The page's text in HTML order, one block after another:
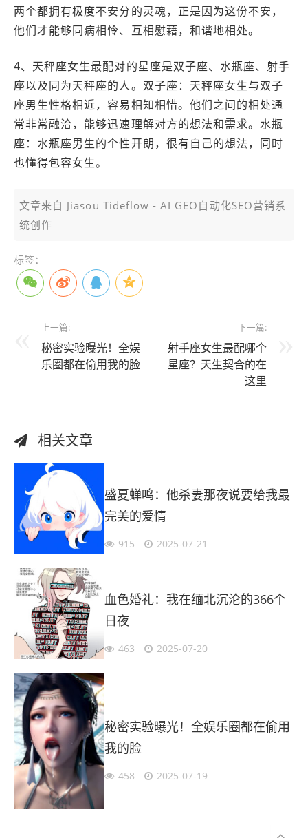
两个都拥有极度不安分的灵魂，正是因为这份不安，
他们才能够同病相怜、互相慰藉，和谐地相处。
4、天秤座女生最配对的星座是双子座、水瓶座、射手
座以及同为天秤座的人。双子座：天秤座女生与双子
座男生性格相近，容易相知相惜。他们之间的相处通
常非常融洽，能够迅速理解对方的想法和需求。水瓶
座：水瓶座男生的个性开朗，很有自己的想法，同时
也懂得包容女生。
文章来自 Jiasou Tideflow - AI GEO自动化SEO营销系
统创作
标签：
上一篇:
秘密实验曝光！全娱
乐圈都在偷用我的脸
下一篇:
射手座女生最配哪个
星座？天生契合的在
这里
相关文章
盛夏蝉鸣：他杀妻那夜说要给我最
完美的爱情
915 2025-07-21
血色婚礼：我在缅北沉沦的366个
日夜
463 2025-07-20
秘密实验曝光！全娱乐圈都在偷用
我的脸
458 2025-07-19